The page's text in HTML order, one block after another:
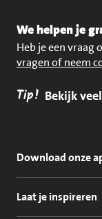
We helpen je
Heb je een vraag
vragen of neem
Tip! Bekijk
Download onze
Laat je inspireren